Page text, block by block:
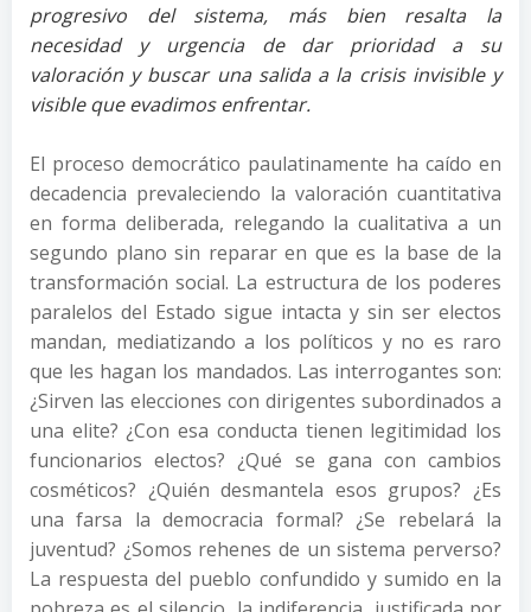
progresivo del sistema, más bien resalta la
necesidad y urgencia de dar prioridad a su
valoración y buscar una salida a la crisis invisible y
visible que evadimos enfrentar.
El proceso democrático paulatinamente ha caído en
decadencia prevaleciendo la valoración cuantitativa
en forma deliberada, relegando la cualitativa a un
segundo plano sin reparar en que es la base de la
transformación social. La estructura de los poderes
paralelos del Estado sigue intacta y sin ser electos
mandan, mediatizando a los políticos y no es raro
que les hagan los mandados. Las interrogantes son:
¿Sirven las elecciones con dirigentes subordinados a
una elite? ¿Con esa conducta tienen legitimidad los
funcionarios electos? ¿Qué se gana con cambios
cosméticos? ¿Quién desmantela esos grupos? ¿Es
una farsa la democracia formal? ¿Se rebelará la
juventud? ¿Somos rehenes de un sistema perverso?
La respuesta del pueblo confundido y sumido en la